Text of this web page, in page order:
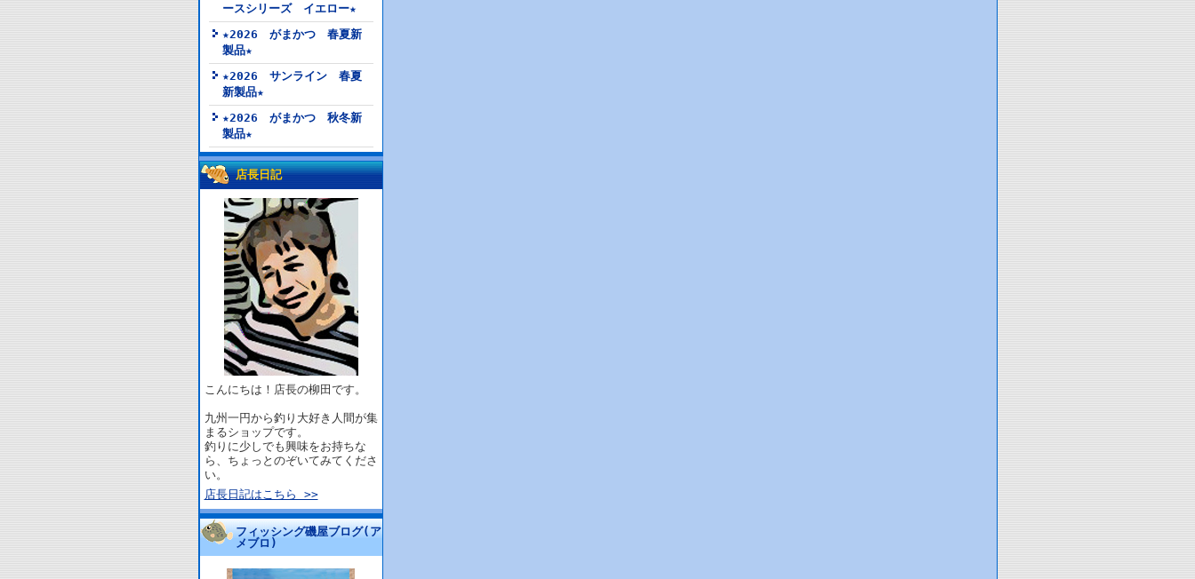
ースシリーズ イエロー★
★2026 がまかつ 春夏新
製品★
★2026 サンライン 春夏
新製品★
★2026 がまかつ 秋冬新
製品★
店長日記
こんにちは！店長の柳田です。
九州一円から釣り大好き人間が集
まるショップです。
釣りに少しでも興味をお持ちな
ら、ちょっとのぞいてみてくださ
い。
店長日記はこちら >>
フィッシング磯屋ブログ(ア
メブロ)